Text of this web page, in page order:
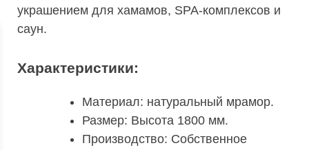
украшением для хамамов, SPA-комплексов и
саун.
Характеристики:
Материал: натуральный мрамор.
Размер: Высота 1800 мм.
Производство: Собственное